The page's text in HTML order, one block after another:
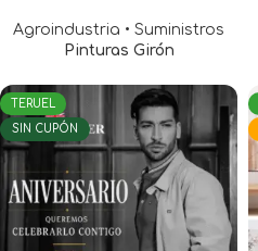
Agroindustria • Suministros
Pinturas Girón
TERUEL
SIN CUPÓN